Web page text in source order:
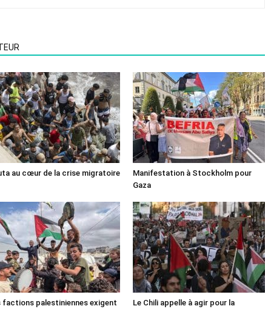
au cœur de la crise migratoire
Manifestation à Stockholm pour
Gaza
factions palestiniennes exigent
Le Chili appelle à agir pour la